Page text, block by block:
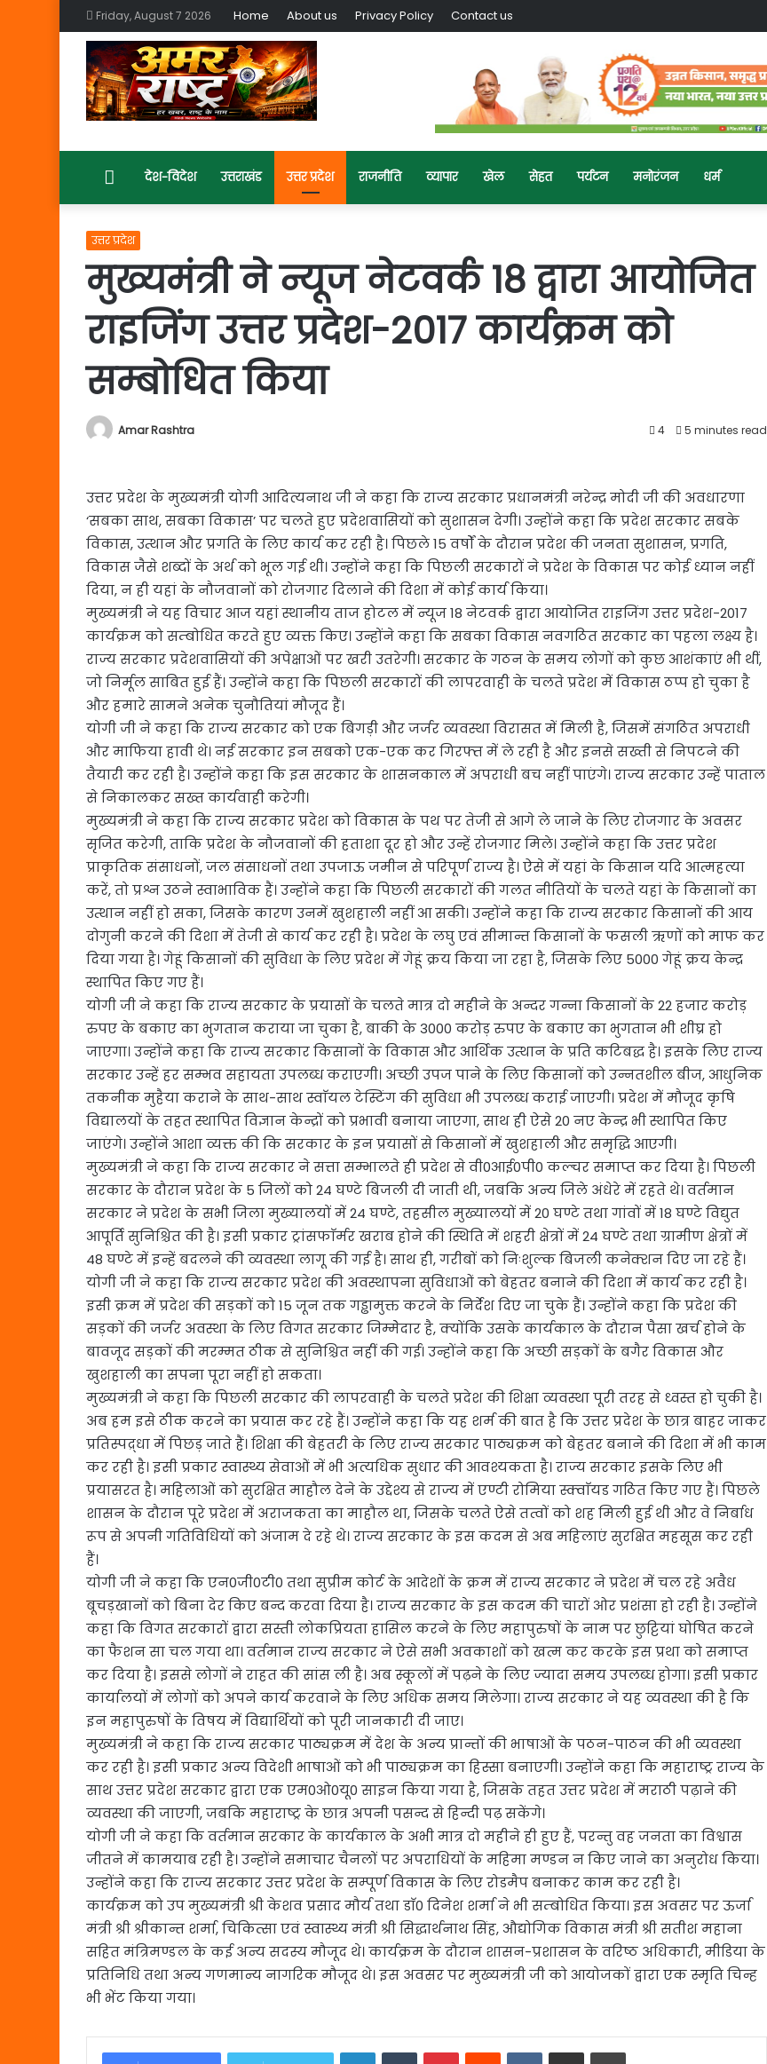
Friday, August 7 2026 Home About us Privacy Policy Contact us
Homeदेश-विदेश उत्तराखंड उत्तर प्रदेश राजनीति व्यापार खेल सेहत पर्यटन मनोरंजन धर्म
उत्तर प्रदेश
मुख्यमंत्री ने न्यूज नेटवर्क 18 द्वारा आयोजित
राइजिंग उत्तर प्रदेश-2017 कार्यक्रम को
सम्बोधित किया
Amar Rashtra 4 5 minutes read
उत्तर प्रदेश के मुख्यमंत्री योगी आदित्यनाथ जी ने कहा कि राज्य सरकारप्रधानमंत्री नरेन्द्र मोदी जी की अवधारणा
‘सबका साथ, सबका विकास’ पर चलते हुए प्रदेशवासियों को सुशासन देगी। उन्होंने कहा कि प्रदेश सरकार सबके
विकास, उत्थान और प्रगति के लिए कार्य कर रही है। पिछले 15 वर्षों के दौरान प्रदेश की जनता सुशासन, प्रगति,
विकास जैसे शब्दों के अर्थ को भूल गई थी। उन्होंने कहा कि पिछली सरकारों ने प्रदेश के विकास पर कोई ध्यान नहीं
दिया, न ही यहां के नौजवानों को रोजगार दिलाने की दिशा में कोई कार्य किया।
मुख्यमंत्री ने यह विचार आज यहां स्थानीय ताज होटल में न्यूज 18 नेटवर्क द्वारा आयोजित राइजिंग उत्तर प्रदेश-2017
कार्यक्रम को सम्बोधित करते हुए व्यक्त किए। उन्होंने कहा कि सबका विकास नवगठित सरकार का पहला लक्ष्य है।
राज्य सरकार प्रदेशवासियों की अपेक्षाओं पर खरी उतरेगी। सरकार के गठन के समय लोगों को कुछ आशंकाएं भी थीं,
जो निर्मूल साबित हुई हैं। उन्होंने कहा कि पिछली सरकारों की लापरवाही के चलते प्रदेश में विकास ठप्प हो चुका है
और हमारे सामने अनेक चुनौतियां मौजूद हैं।
योगी जी ने कहा कि राज्य सरकार को एक बिगड़ी और जर्जर व्यवस्था विरासत में मिली है, जिसमें संगठित अपराधी
और माफिया हावी थे। नई सरकार इन सबको एक-एक कर गिरफ्त में ले रही है और इनसे सख्ती से निपटने की
तैयारी कर रही है। उन्होंने कहा कि इस सरकार के शासनकाल में अपराधी बच नहीं पाएंगे। राज्य सरकार उन्हें पाताल
से निकालकर सख्त कार्यवाही करेगी।
मुख्यमंत्री ने कहा कि राज्य सरकार प्रदेश को विकास के पथ पर तेजी से आगे ले जाने के लिए रोजगार के अवसर
सृजित करेगी, ताकि प्रदेश के नौजवानों की हताशा दूर हो और उन्हें रोजगार मिले। उन्होंने कहा कि उत्तर प्रदेश
प्राकृतिक संसाधनों, जल संसाधनों तथा उपजाऊ जमीन से परिपूर्ण राज्य है। ऐसे में यहां के किसान यदि आत्महत्या
करें, तो प्रश्न उठने स्वाभाविक हैं। उन्होंने कहा कि पिछली सरकारों की गलत नीतियों के चलते यहां के किसानों का
उत्थान नहीं हो सका, जिसके कारण उनमें खुशहाली नहीं आ सकी। उन्होंने कहा कि राज्य सरकार किसानों की आय
दोगुनी करने की दिशा में तेजी से कार्य कर रही है। प्रदेश के लघु एवं सीमान्त किसानों के फसली ऋणों को माफ कर
दिया गया है। गेहूं किसानों की सुविधा के लिए प्रदेश में गेहूं क्रय किया जा रहा है, जिसके लिए 5000 गेहूं क्रय केन्द्र
स्थापित किए गए हैं।
योगी जी ने कहा कि राज्य सरकार के प्रयासों के चलते मात्र दो महीने के अन्दर गन्ना किसानों के 22 हजार करोड़
रुपए के बकाए का भुगतान कराया जा चुका है, बाकी के 3000 करोड़ रुपए के बकाए का भुगतान भी शीघ्र हो
जाएगा। उन्होंने कहा कि राज्य सरकार किसानों के विकास और आर्थिक उत्थान के प्रति कटिबद्ध है। इसके लिए राज्य
सरकार उन्हें हर सम्भव सहायता उपलब्ध कराएगी। अच्छी उपज पाने के लिए किसानों को उन्नतशील बीज, आधुनिक
तकनीक मुहैया कराने के साथ-साथ स्वाॅयल टेस्टिंग की सुविधा भी उपलब्ध कराई जाएगी। प्रदेश में मौजूद कृषि
विद्यालयों के तहत स्थापित विज्ञान केन्द्रों को प्रभावी बनाया जाएगा, साथ ही ऐसे 20 नए केन्द्र भी स्थापित किए
जाएंगे। उन्होंने आशा व्यक्त की कि सरकार के इन प्रयासों से किसानों में खुशहाली और समृद्धि आएगी।
मुख्यमंत्री ने कहा कि राज्य सरकार ने सत्ता सम्भालते ही प्रदेश से वी0आई0पी0 कल्चर समाप्त कर दिया है। पिछली
सरकार के दौरान प्रदेश के 5 जिलों को 24 घण्टे बिजली दी जाती थी, जबकि अन्य जिले अंधेरे में रहते थे। वर्तमान
सरकार ने प्रदेश के सभी जिला मुख्यालयों में 24 घण्टे, तहसील मुख्यालयों में 20 घण्टे तथा गांवों में 18 घण्टे विद्युत
आपूर्ति सुनिश्चित की है। इसी प्रकार ट्रांसफाॅर्मर खराब होने की स्थिति में शहरी क्षेत्रों में 24 घण्टे तथा ग्रामीण क्षेत्रों में
48 घण्टे में इन्हें बदलने की व्यवस्था लागू की गई है। साथ ही, गरीबों को निःशुल्क बिजली कनेक्शन दिए जा रहे हैं।
योगी जी ने कहा कि राज्य सरकार प्रदेश की अवस्थापना सुविधाओं को बेहतर बनाने की दिशा में कार्य कर रही है।
इसी क्रम में प्रदेश की सड़कों को 15 जून तक गड्ढामुक्त करने के निर्देश दिए जा चुके हैं। उन्होंने कहा कि प्रदेश की
सड़कों की जर्जर अवस्था के लिए विगत सरकार जिम्मेेदार है, क्योंकि उसके कार्यकाल के दौरान पैसा खर्च होने के
बावजूद सड़कों की मरम्मत ठीक से सुनिश्चित नहीं की गई। उन्होंने कहा कि अच्छी सड़कों के बगैर विकास और
खुशहाली का सपना पूरा नहीं हो सकता।
मुख्यमंत्री ने कहा कि पिछली सरकार की लापरवाही के चलते प्रदेश की शिक्षा व्यवस्था पूरी तरह से ध्वस्त हो चुकी है।
अब हम इसे ठीक करने का प्रयास कर रहे हैं। उन्होंने कहा कि यह शर्म की बात है कि उत्तर प्रदेश के छात्र बाहर जाकर
प्रतिस्पद्र्धा में पिछड़ जाते हैं। शिक्षा की बेहतरी के लिए राज्य सरकार पाठ्यक्रम को बेहतर बनाने की दिशा में भी काम
कर रही है। इसी प्रकार स्वास्थ्य सेवाओं में भी अत्यधिक सुधार की आवश्यकता है। राज्य सरकार इसके लिए भी
प्रयासरत है। महिलाओं को सुरक्षित माहौल देने के उद्देश्य से राज्य में एण्टी रोमिया स्क्वाॅयड गठित किए गए हैं। पिछले
शासन के दौरान पूरे प्रदेश में अराजकता का माहौल था, जिसके चलते ऐसे तत्वों को शह मिली हुई थी और वे निर्बाध
रूप से अपनी गतिविधियों को अंजाम दे रहे थे। राज्य सरकार के इस कदम से अब महिलाएं सुरक्षित महसूस कर रही
हैं।
योगी जी ने कहा कि एन0जी0टी0 तथा सुप्रीम कोर्ट के आदेशों के क्रम में राज्य सरकार ने प्रदेश में चल रहे अवैध
बूचड़खानों को बिना देर किए बन्द करवा दिया है। राज्य सरकार के इस कदम की चारों ओर प्रशंसा हो रही है। उन्होंने
कहा कि विगत सरकारों द्वारा सस्ती लोकप्रियता हासिल करने के लिए महापुरुषों के नाम पर छुट्टियां घोषित करने
का फैशन सा चल गया था। वर्तमान राज्य सरकार ने ऐसे सभी अवकाशों को खत्म कर करके इस प्रथा को समाप्त
कर दिया है। इससे लोगों ने राहत की सांस ली है। अब स्कूलों में पढ़ने के लिए ज्यादा समय उपलब्ध होगा। इसी प्रकार
कार्यालयों में लोगों को अपने कार्य करवाने के लिए अधिक समय मिलेगा। राज्य सरकार ने यह व्यवस्था की है कि
इन महापुरुषों के विषय में विद्यार्थियों को पूरी जानकारी दी जाए।
मुख्यमंत्री ने कहा कि राज्य सरकार पाठ्यक्रम में देश के अन्य प्रान्तों की भाषाओं के पठन-पाठन की भी व्यवस्था
कर रही है। इसी प्रकार अन्य विदेशी भाषाओं को भी पाठ्यक्रम का हिस्सा बनाएगी। उन्होंने कहा कि महाराष्ट्र राज्य के
साथ उत्तर प्रदेश सरकार द्वारा एक एम0ओ0यू0 साइन किया गया है, जिसके तहत उत्तर प्रदेश में मराठी पढ़ाने की
व्यवस्था की जाएगी, जबकि महाराष्ट्र के छात्र अपनी पसन्द से हिन्दी पढ़ सकेंगे।
योगी जी ने कहा कि वर्तमान सरकार के कार्यकाल के अभी मात्र दो महीने ही हुए हैं, परन्तु वह जनता का विश्वास
जीतने में कामयाब रही है। उन्होंने समाचार चैनलों पर अपराधियों के महिमा मण्डन न किए जाने का अनुरोध किया।
उन्होंने कहा कि राज्य सरकार उत्तर प्रदेश के सम्पूर्ण विकास के लिए रोडमैप बनाकर काम कर रही है।
कार्यक्रम को उप मुख्यमंत्री श्री केशव प्रसाद मौर्य तथा डाॅ0 दिनेश शर्मा ने भी सम्बोधित किया। इस अवसर पर ऊर्जा
मंत्री श्री श्रीकान्त शर्मा, चिकित्सा एवं स्वास्थ्य मंत्री श्री सिद्धार्थनाथ सिंह, औद्योगिक विकास मंत्री श्री सतीश महाना
सहित मंत्रिमण्डल के कई अन्य सदस्य मौजूद थे। कार्यक्रम के दौरान शासन-प्रशासन के वरिष्ठ अधिकारी, मीडिया के
प्रतिनिधि तथा अन्य गणमान्य नागरिक मौजूद थे। इस अवसर पर मुख्यमंत्री जी को आयोजकों द्वारा एक स्मृति चिन्ह
भी भेंट किया गया।
LinkedInTumblrPinterestReddit VKontakte
Share via Email Print